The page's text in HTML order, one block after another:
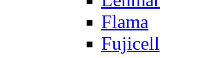
Flama
Fujicell